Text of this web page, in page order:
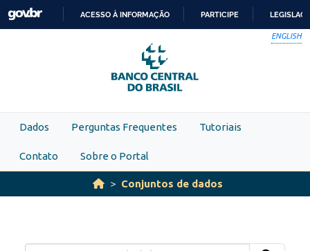
Skip to main content
PARA
O
CONTEÚDO
ACESSO À INFORMAÇÃO PARTICIPE
ENGLISH
Dados Perguntas Frequentes Tutoriais
Contato Sobre o Portal
Conjuntos de dados